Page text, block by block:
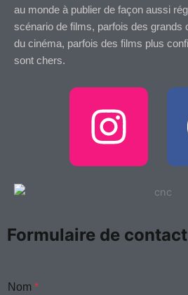
au monde à publier de façon aussi
scénario de films, parfois des grands
du cinéma, parfois des films plus
sont chers.
I
n
t
Formulaire de
Nom *